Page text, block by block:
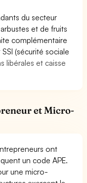
du secteur
et de fruits
complémentaire
(sécurité sociale
libérales et caisse
et Micro-
ont
un code APE.
une micro-